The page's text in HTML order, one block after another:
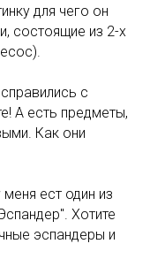
для чего он
состоящие из 2-х
с
А есть предметы,
Как они
ест один из
Хотите
эспандеры и